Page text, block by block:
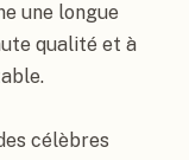
une longue
qualité et à
célèbres